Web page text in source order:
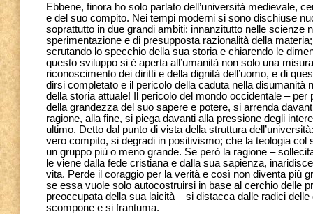
Ebbene, finora ho solo parlato dell’università medievale,
e del suo compito. Nei tempi moderni si sono dischiuse
soprattutto in due grandi ambiti: innanzitutto nelle
sperimentazione e di presupposta razionalità della
scrutando lo specchio della sua storia e chiarendo le
questo sviluppo si è aperta all’umanità non solo una
riconoscimento dei diritti e della dignità dell’uomo, e di
dirsi completato e il pericolo della caduta nella
della storia attuale! Il pericolo del mondo occidentale –
della grandezza del suo sapere e potere, si arrenda
ragione, alla fine, si piega davanti alla pressione degli
ultimo. Detto dal punto di vista della struttura
vero compito, si degradi in positivismo; che la teologia
un gruppo più o meno grande. Se però la ragione –
le viene dalla fede cristiana e dalla sua sapienza,
vita. Perde il coraggio per la verità e così non diventa più
se essa vuole solo autocostruirsi in base al cerchio delle
preoccupata della sua laicità – si distacca dalle radici
scompone e si frantuma.